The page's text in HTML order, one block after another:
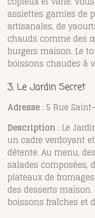
assiettes garnies de
artisanales, de
chauds comme des
burgers maison. Le
boissons chaudes à
3.Le Jardin Secret
Adresse : 5 Rue
Description : Le
un cadre verdoyant
détente. Au menu,
salades composées,
plateaux de
des desserts
boissons fraîches et